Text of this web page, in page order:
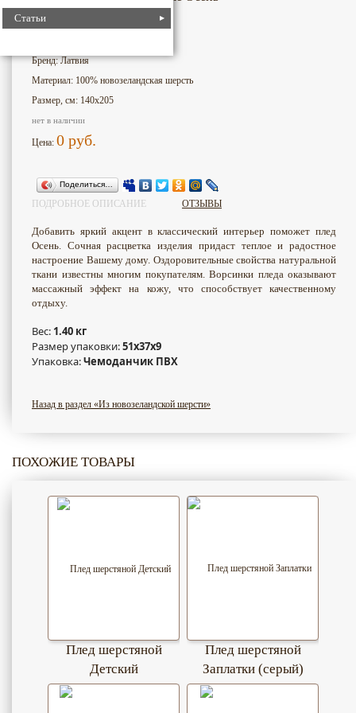
Статьи
Бренд: Латвия
Материал: 100% новозеландская шерсть
Размер, см: 140х205
нет в наличии
Цена: 0 руб.
Поделиться…
ПОДРОБНОЕ ОПИСАНИЕ ОТЗЫВЫ
Добавить яркий акцент в классический интерьер поможет плед
Осень. Сочная расцветка изделия придаст теплое и радостное
настроение Вашему дому. Оздоровительные свойства натуральной
ткани известны многим покупателям. Ворсинки пледа оказывают
массажный эффект на кожу, что способствует качественному
отдыху.
Вес: 1.40 кг
Размер упаковки:51x37x9
Упаковка:Чемоданчик ПВХ
Назад в раздел «Из новозеландской шерсти»
ПОХОЖИЕ ТОВАРЫ
Плед шерстяной
Детский
Плед шерстяной
Заплатки (серый)